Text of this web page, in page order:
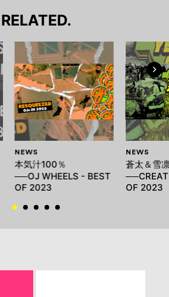
RELATED.
NEWS
本気汁100％
──OJ WHEELS - BEST
OF 2023
NEWS
蒼太＆雪
OF 2023